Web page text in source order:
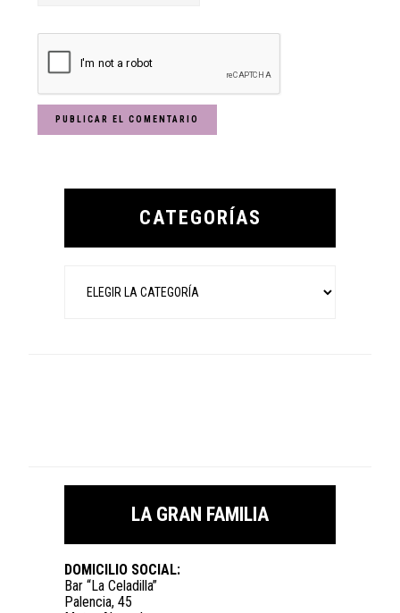
Primary
CATEGORÍAS
LA GRAN FAMILIA
DOMICILIO SOCIAL:
Bar “La Celadilla”
Palencia, 45